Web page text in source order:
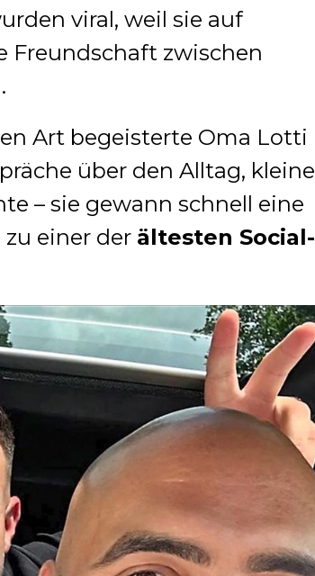
viral, weil sie auf
Freundschaft zwischen
Art begeisterte Oma Lotti
über den Alltag, kleine
– sie gewann schnell eine
einer der ältesten Social-